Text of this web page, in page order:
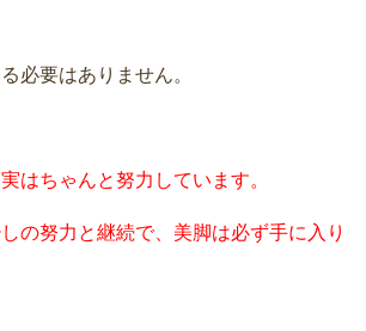
必要はありません。
はちゃんと努力しています。
の努力と継続で、美脚は必ず手に入り